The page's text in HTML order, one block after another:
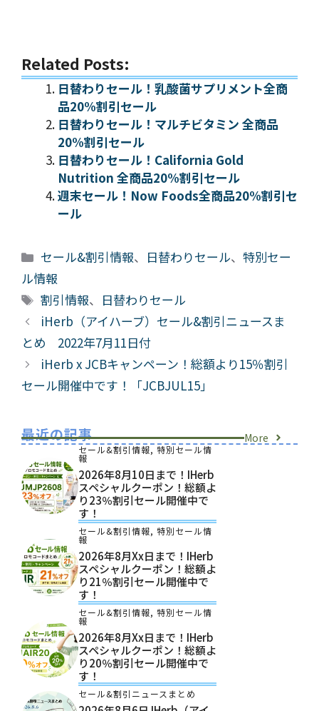
Related Posts:
日替わりセール！乳酸菌サプリメント全商
品20%割引セール
日替わりセール！マルチビタミン 全商品
20%割引セール
日替わりセール！California Gold
Nutrition 全商品20%割引セール
週末セール！Now Foods全商品20%割引セ
ール
カ
テ
ゴ
リ
ー
セール&割引情報、 日替わりセール、特別セー
ル情報
タ
グ
割引情報、 日替わりセール
iHerb（アイハーブ）セール&割引ニュースま
とめ 2022年7月11日付
iHerb x JCBキャンペーン！総額より15％割引
セール開催中です！「JCBJUL15」
最近の記事 More
セール&割引情報, 特別セール情
報
2026年8月10日まで！iHerb
スペシャルクーポン！総額よ
り23％割引セール開催中で
す！
セール&割引情報, 特別セール情
報
2026年8月xx日まで！iHerb
スペシャルクーポン！総額よ
り21％割引セール開催中で
す！
セール&割引情報, 特別セール情
報
2026年8月xx日まで！iHerb
スペシャルクーポン！総額よ
り20％割引セール開催中で
す！
セール&割引ニュースまとめ